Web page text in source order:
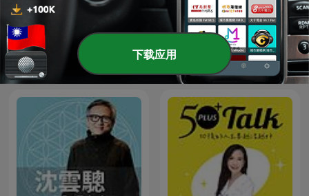
夏韻芬電台 財訊 《Wealth Magazine》
下载应用